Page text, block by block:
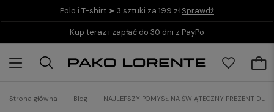
Polo i T-shirt ➤ 3 sztuki za 199 zł Sprawdź
Kup teraz i zapłać do 30 dni z PayPo
Strona główna Blog NAJLEPSZY POMYSŁ NA ŚWIĄTECZNY PREZENT